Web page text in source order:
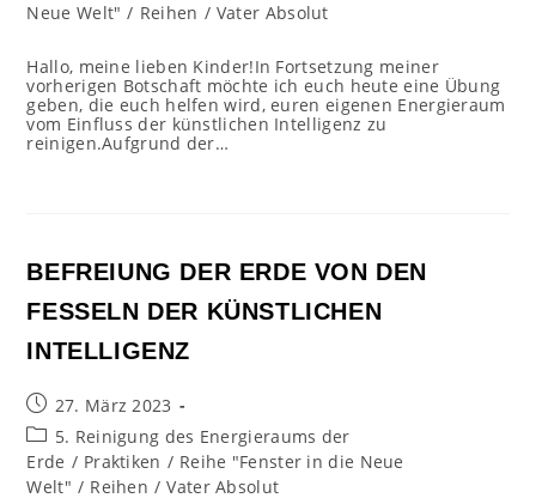
Neue Welt" / Reihen / Vater Absolut
Hallo, meine lieben Kinder!In Fortsetzung meiner
vorherigen Botschaft möchte ich euch heute eine Übung
geben, die euch helfen wird, euren eigenen Energieraum
vom Einfluss der künstlichen Intelligenz zu
reinigen.Aufgrund der…
BEFREIUNG DER ERDE VON DEN
FESSELN DER KÜNSTLICHEN
INTELLIGENZ
Beitrag
veröffentlicht:
27. März 2023
Beitrags-
Kategorie:
5. Reinigung des Energieraums der
Erde / Praktiken / Reihe "Fenster in die Neue
Welt" / Reihen / Vater Absolut